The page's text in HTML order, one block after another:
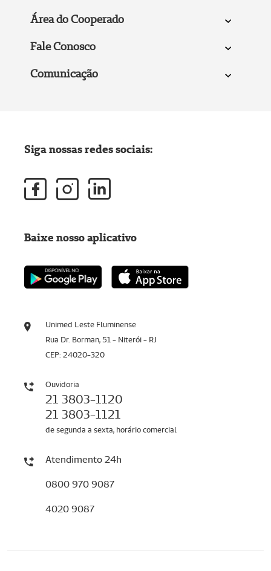
Área do Cooperado
Fale Conosco
Comunicação
Unimed Leste Fluminense
Rua Dr. Borman, 51 - Niterói - RJ
CEP: 24020-320
Ouvidoria
21 3803-1120
21 3803-1121
de segunda a sexta, horário comercial
Atendimento 24h
0800 970 9087
4020 9087
Siga nossas redes sociais:
Baixe nosso aplicativo